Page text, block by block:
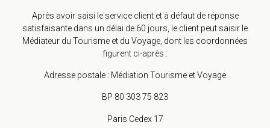
Après avoir saisi le service client et à défaut de réponse
satisfaisante dans un délai de 60 jours, le client peut saisir le
Médiateur du Tourisme et du Voyage, dont les coordonnées
figurent ci-après :
Adresse postale : Médiation Tourisme et Voyage
BP 80 303 75 823
Paris Cedex 17